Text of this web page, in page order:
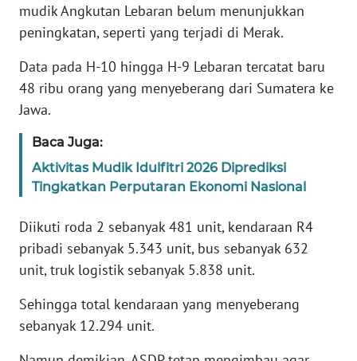
mudik Angkutan Lebaran belum menunjukkan
peningkatan, seperti yang terjadi di Merak.
Data pada H-10 hingga H-9 Lebaran tercatat baru
48 ribu orang yang menyeberang dari Sumatera ke
Jawa.
Baca Juga:
Aktivitas Mudik Idulfitri 2026 Diprediksi
Tingkatkan Perputaran Ekonomi Nasional
Diikuti roda 2 sebanyak 481 unit, kendaraan R4
pribadi sebanyak 5.343 unit, bus sebanyak 632
unit, truk logistik sebanyak 5.838 unit.
Sehingga total kendaraan yang menyeberang
sebanyak 12.294 unit.
WN
BANTEN
WN
NTT
KEPRI
WN
WN
PAPUA
WN